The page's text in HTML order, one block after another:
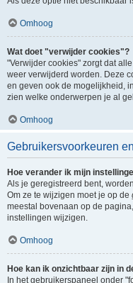
Omhoog
Wat doet "verwijder cookies"?
"Verwijder cookies" zorgt dat
weer verwijderd worden. Deze
en geven ook de mogelijkheid,
zien welke onderwerpen je al
Omhoog
Gebruikersvoorkeuren
Hoe verander ik mijn
Als je geregistreerd bent,
Om ze te wijzigen moet je op de
meestal bovenaan op de
instellingen wijzigen.
Omhoog
Hoe kan ik onzichtbaar zijn in
In het gebruikerspaneel onder